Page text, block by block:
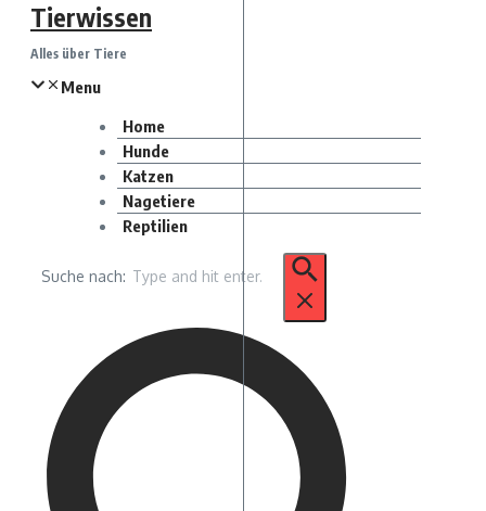
Tierwissen
Alles über Tiere
Menu
Home
Hunde
Katzen
Nagetiere
Reptilien
Suche nach: